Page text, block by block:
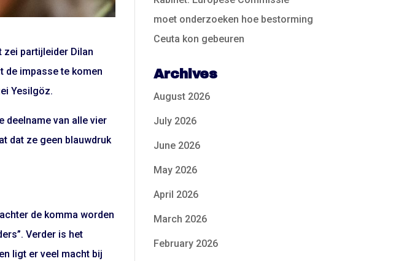
zei partijleider Dilan
de impasse te komen
Yesilgöz.
deelname van alle vier
dat ze geen blauwdruk
de komma worden
Verder is het
ligt er veel macht bij
moet onderzoeken hoe bestorming
Ceuta kon gebeuren
Archives
August 2026
July 2026
June 2026
May 2026
April 2026
March 2026
February 2026